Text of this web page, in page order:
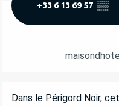
+33 6 13 69 57 ▒▒
DESCRIPTION
Dans le Périgord Noir,